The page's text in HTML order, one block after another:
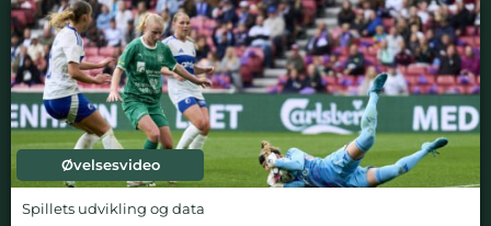
Øvelsesvideo
Spillets udvikling og data